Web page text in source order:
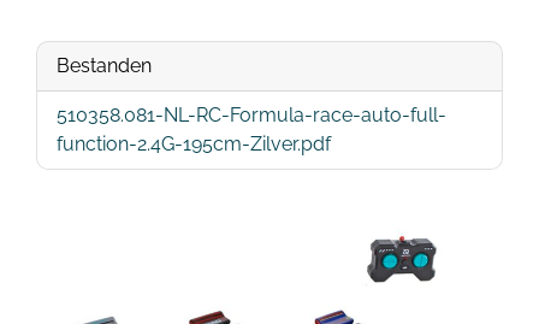
Bestanden
510358.081-NL-RC-Formula-race-auto-full-
function-2.4G-195cm-Zilver.pdf